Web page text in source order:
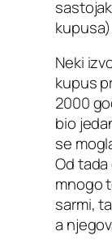
Neki
kupus
2000
bio
se
Od
mnogo
sarmi,
a